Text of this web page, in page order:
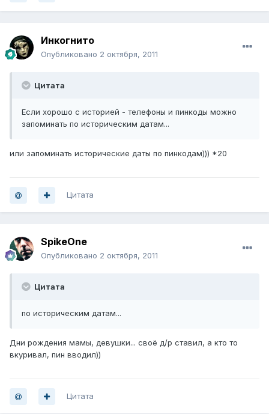
Инкогнито
Опубликовано 2 октября, 2011
Цитата
Если хорошо с историей - телефоны и пинкоды можно
запоминать по историческим датам...
или запоминать исторические даты по пинкодам))) *20
Цитата
SpikeOne
Опубликовано 2 октября, 2011
Цитата
по историческим датам...
Дни рождения мамы, девушки... своё д/р ставил, а кто то
вкуривал, пин вводил))
Цитата